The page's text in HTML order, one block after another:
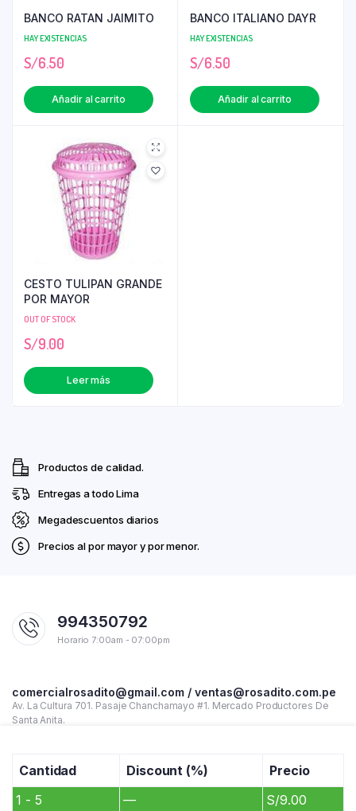
Cantidad Discount (%)
Precio
1 - 5
— S/9.00
BANCO RATAN JAIMITO
HAY EXISTENCIAS
S/6.50
Añadir al carrito
BANCO ITALIANO DAYR
HAY EXISTENCIAS
S/6.50
Añadir al carrito
CESTO TULIPAN GRANDE
POR MAYOR
OUT OF STOCK
S/9.00
Leer más
Productos de calidad.
Entregas a todo Lima
Megadescuentos diarios
Precios al por mayor y por menor.
994350792
Horario 7:00am - 07:00pm
comercialrosadito@gmail.com / ventas@rosadito.com.pe
Av. La Cultura 701. Pasaje Chanchamayo #1. Mercado Productores De
Santa Anita.